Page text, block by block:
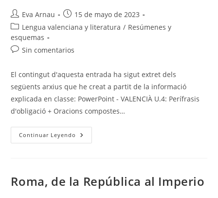
Autor
de
la
entrada:
Eva Arnau
Publicación
de
15 de mayo de 2023
Categoría
de
la
Lengua valenciana y literatura / Resúmenes y
esquemas
Comentarios
la
entrada:
Sin comentarios
El contingut d'aquesta entrada ha sigut extret dels
següents arxius que he creat a partit de la informació
explicada en classe: PowerPoint - VALENCIÀ U.4: Perífrasis
d'obligació + Oracions compostes…
Continuar Leyendo VALENCIÀ
U.4
Oracions
Compostes
(exercicis)
Roma, de la República al Imperio